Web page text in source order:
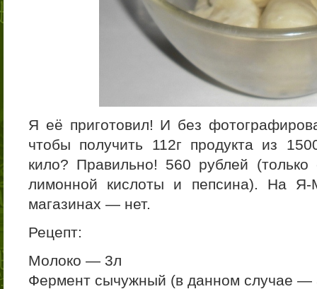
Я её приготовил! И без
чтобы получить 112г продукта из
кило? Правильно! 560 рублей
лимонной кислоты и пепсина). На
магазинах — нет.
Рецепт:
Молоко — 3л
Фермент сычужный (в данном случае —